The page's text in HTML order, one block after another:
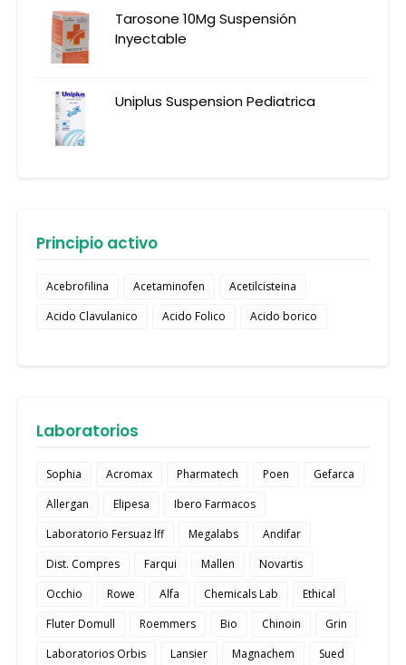
Tarosone 10Mg Suspensión
Inyectable
Uniplus Suspension Pediatrica
Principio activo
Acebrofilina Acetaminofen
Acetilcisteina
Acido Clavulanico
Acido Folico Acido borico
Laboratorios
Sophia Acromax Pharmatech Poen
Gefarca
Allergan
Elipesa
Ibero Farmacos
Laboratorio Fersuaz lff
Megalabs
Andifar
Dist. Compres
Farqui Mallen
Novartis
Occhio
Rowe Alfa Chemicals Lab
Ethical
Fluter Domull
Roemmers Bio Chinoin
Grin
Laboratorios Orbis
Lansier Magnachem Sued